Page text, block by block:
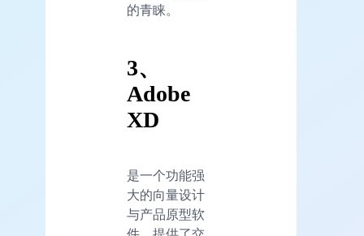
的青睐。
3、
Adobe
XD
是一个功能强
大的向量设计
与产品原型软